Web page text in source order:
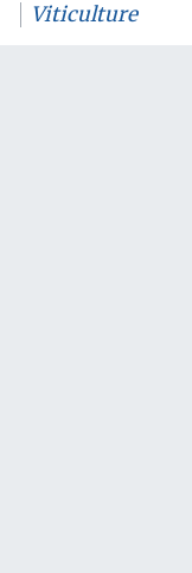
Viticulture